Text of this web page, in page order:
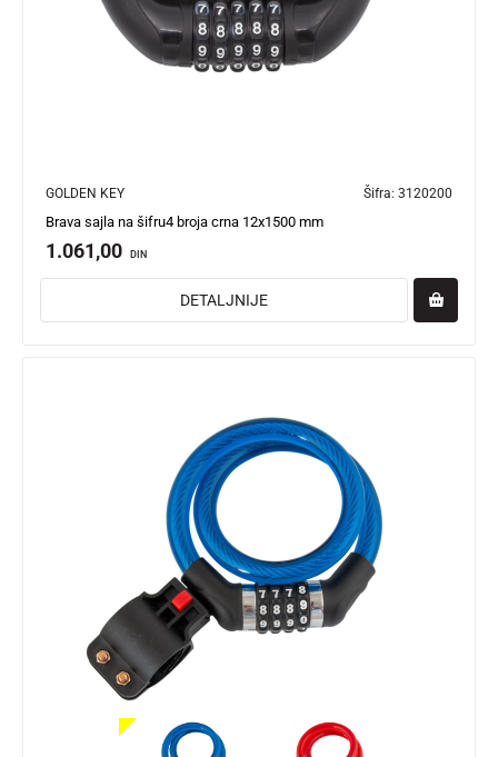
GOLDEN KEY Šifra: 3120200
Brava sajla na šifru4 broja crna 12x1500 mm
1.061,00 DIN
DETALJNIJE